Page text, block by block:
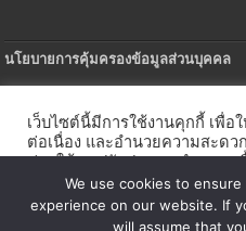
นโยบายการคุ้มครองข้อมูลส่วนบุคคล
นโยบายการใช้คกกี้
นโยบายความปลอดภัยของข้อมูลสารส
เว็บไซต์นี้มีการใช้งานคุกกี้ เพื่อ
ต่อเนื่อง และอำนวยความสะดว
ช่วยให้เราปรับปรุงการนำเสน
ของท่าน โดยสามารถศึกษารา
คุกกี้
We use cookies to
experience on our website. If
will assume that